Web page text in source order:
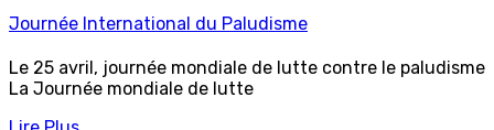
Journée International du Paludisme
Le 25 avril, journée mondiale de lutte contre le paludisme
La Journée mondiale de lutte